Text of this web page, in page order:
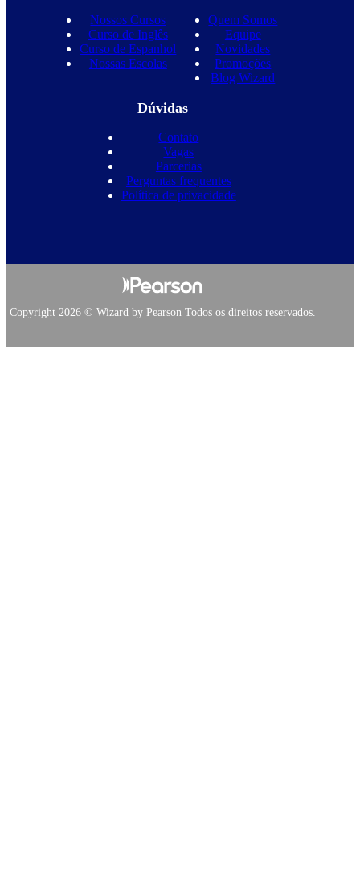
Nossos Cursos
Curso de Inglês
Curso de Espanhol
Nossas Escolas
Quem Somos
Equipe
Novidades
Promoções
Blog Wizard
Dúvidas
Contato
Vagas
Parcerias
Perguntas frequentes
Política de privacidade
Copyright 2026 © Wizard by Pearson Todos os direitos reservados.